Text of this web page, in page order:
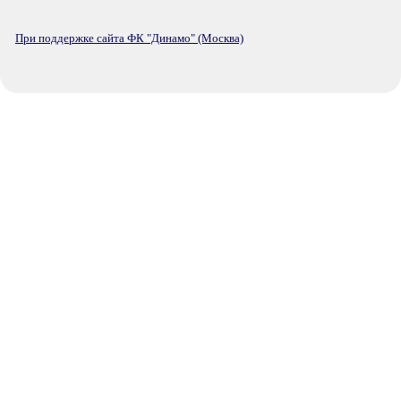
При поддержке сайта ФК "Динамо" (Москва)